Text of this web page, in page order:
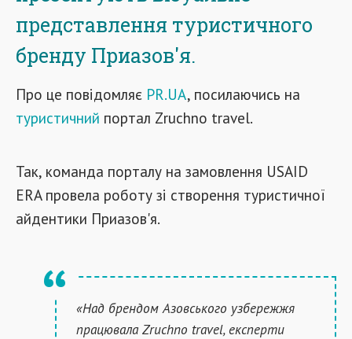
представлення туристичного
бренду Приазов'я.
Про це повідомляє PR.UA, посилаючись на
туристичний портал Zruchno travel.
Так, команда порталу на замовлення USAID
ERA провела роботу зі створення туристичної
айдентики Приазов'я.
«Над брендом Азовського узбережжя
працювала Zruchno travel, експерти